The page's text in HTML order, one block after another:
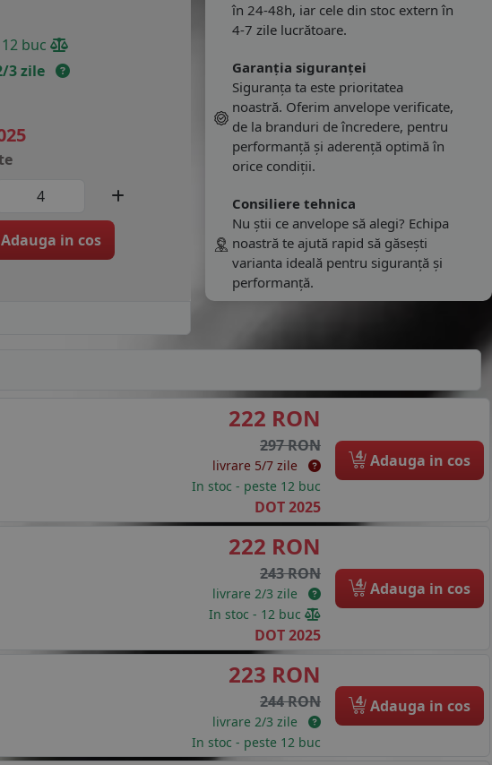
buc
3 zile
Adauga in cos
în 24-48h, iar cele din stoc extern în
4-7 zile lucrătoare.
Garanția siguranței
Siguranța ta este prioritatea
noastră. Oferim anvelope verificate,
de la branduri de încredere, pentru
performanță și aderență optimă în
orice condiții.
Consiliere tehnica
Nu știi ce anvelope să alegi? Echipa
noastră te ajută rapid să găsești
varianta ideală pentru siguranță și
performanță.
222 RON
297 RON
livrare 5/7 zile
In stoc - peste 12 buc
DOT 2025
4 Adauga in cos
222 RON
243 RON
livrare 2/3 zile
In stoc - 12 buc
DOT 2025
4 Adauga in cos
223 RON
244 RON
livrare 2/3 zile
In stoc - peste 12 buc
4 Adauga in cos